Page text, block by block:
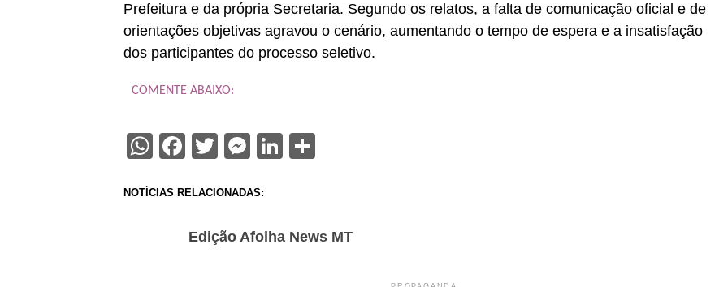
Prefeitura e da própria Secretaria. Segundo os relatos, a falta de comunicação oficial e de
orientações objetivas agravou o cenário, aumentando o tempo de espera e a insatisfação
dos participantes do processo seletivo.
COMENTE ABAIXO:
WhatsApp
Facebook
Twitter
Messenger
LinkedIn
NOTÍCIAS RELACIONADAS:
Edição Afolha News MT